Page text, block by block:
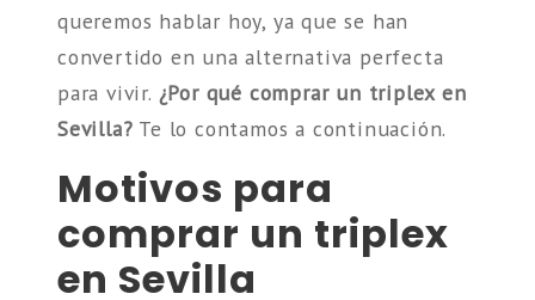
queremos hablar hoy, ya que se han
convertido en una alternativa perfecta
para vivir. ¿Por qué comprar un triplex en
Sevilla? Te lo contamos a continuación.
Motivos para
comprar un triplex
en Sevilla